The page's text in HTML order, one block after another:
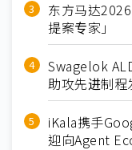
东方马达
提案专家」
Swagelok
助攻先进制程
iKala携手
迎向Agent